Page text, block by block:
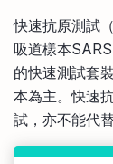
快速抗原測試
吸道樣本
的快速測試套
本為主。快速
試，亦不能代